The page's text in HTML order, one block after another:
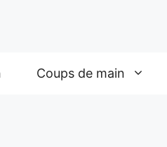
Coups de main